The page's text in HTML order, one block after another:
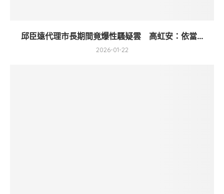
邱臣遠代理市長期間竟爆性騷疑雲 高虹安：依當...
2026-01-22